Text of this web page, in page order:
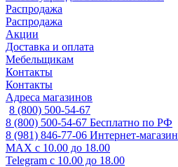
Распродажа
Распродажа
Акции
Доставка и оплата
Мебельщикам
Контакты
Контакты
Адреса магазинов
8 (800) 500-54-67
8 (800) 500-54-67 Бесплатно по РФ
8 (981) 846-77-06 Интернет-магазин
MAX с 10.00 до 18.00
Telegram с 10.00 до 18.00